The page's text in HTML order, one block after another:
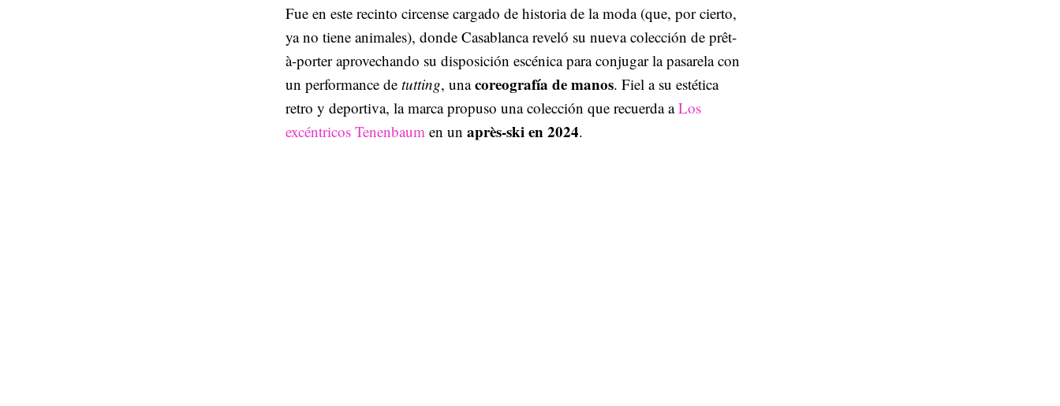
Fue en este recinto circense cargado de historia de la moda (que, por cierto,
ya no tiene animales), donde Casablanca reveló su nueva colección de prêt-
à-porter aprovechando su disposición escénica para conjugar la pasarela con
un performance de tutting, unacoreografía de manos. Fiel a su estética
retro y deportiva, la marca propuso una colección que recuerda aLos
excéntricos Tenenbaum en un après-ski en 2024.